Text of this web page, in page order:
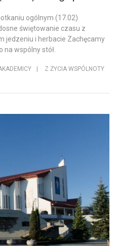
ogólnym (17.02)
świętowanie czasu z
jedzeniu i herbacie Zachęcamy
wspólny stół.
Z ŻYCIA WSPÓLNOTY